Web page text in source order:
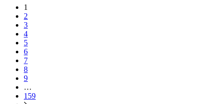
1
2
3
4
5
6
7
8
9
…
159